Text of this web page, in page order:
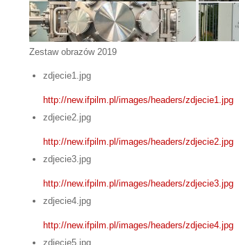
Zestaw obrazów 2019
zdjecie1.jpg
http://new.ifpilm.pl/images/headers/zdjecie1.jpg
zdjecie2.jpg
http://new.ifpilm.pl/images/headers/zdjecie2.jpg
zdjecie3.jpg
http://new.ifpilm.pl/images/headers/zdjecie3.jpg
zdjecie4.jpg
http://new.ifpilm.pl/images/headers/zdjecie4.jpg
zdjecie5.jpg